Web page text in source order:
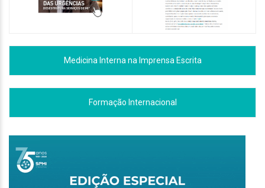
Medicina Interna na Imprensa Escrita
Formação Internacional